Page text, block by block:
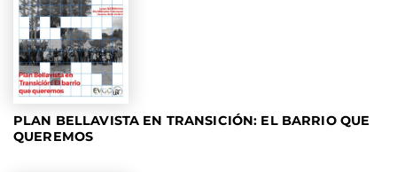
PLAN BELLAVISTA EN TRANSICIÓN: EL BARRIO QUE
QUEREMOS